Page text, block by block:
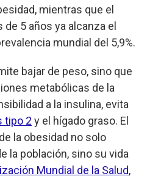
mientras que el
5 años ya alcanza el
mundial del 5,9%.
bajar de peso, sino que
metabólicas de la
a la insulina, evita
tipo 2 y el hígado graso. El
la obesidad no solo
la población, sino su vida
Mundial de la Salud,